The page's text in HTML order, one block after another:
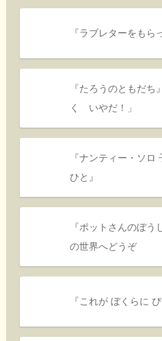
『ラブレターをもら
『たろうのともだ
く いやだ！」
『ナンティー・ソロ
ひと』
『ポットさんのぼ
の世界へどうぞ
『これが ぼくらに